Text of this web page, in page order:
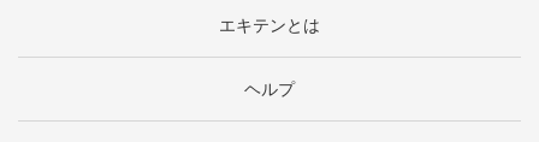
エキテンとは
ヘルプ